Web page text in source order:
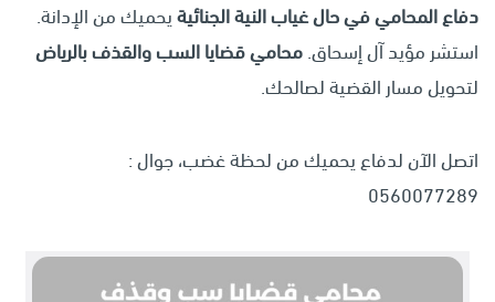
دفاع المحامي في حال غياب النية الجنائيةيحميك من الإدانة.
استشر مؤيد آل إسحاق.محامي قضايا السب والقذف بالرياض
لتحويل مسار القضية لصالحك.
اتصل الآن لدفاع يحميك من لحظة غضب، جوال :
0560077289